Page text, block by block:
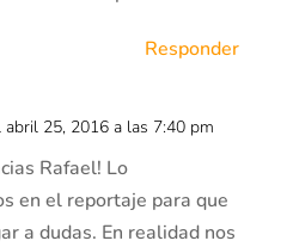
Responder
abril 25, 2016 a las 7:40 pm
Rafael! Lo
en el reportaje para que
a dudas. En realidad nos